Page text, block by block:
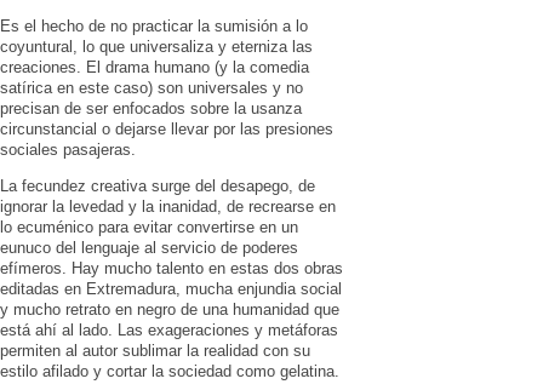
Es el hecho de no practicar la sumisión a lo
coyuntural, lo que universaliza y eterniza las
creaciones. El drama humano (y la comedia
satírica en este caso) son universales y no
precisan de ser enfocados sobre la usanza
circunstancial o dejarse llevar por las presiones
sociales pasajeras.
La fecundez creativa surge del desapego, de
ignorar la levedad y la inanidad, de recrearse en
lo ecuménico para evitar convertirse en un
eunuco del lenguaje al servicio de poderes
efímeros. Hay mucho talento en estas dos obras
editadas en Extremadura, mucha enjundia social
y mucho retrato en negro de una humanidad que
está ahí al lado. Las exageraciones y metáforas
permiten al autor sublimar la realidad con su
estilo afilado y cortar la sociedad como gelatina.